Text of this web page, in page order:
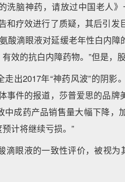
洗脑神药，请放过中国老人
和疗效进行了质疑，其后引
酸滴眼液对延缓老年性白内
效的抗白内障药物。”但是，
出2017年“神药风波”的阴影
事件的报道，莎普爱思的品
成药产品销售量大幅下降，
计将继续亏损。”
滴眼液的一致性评价，被视为